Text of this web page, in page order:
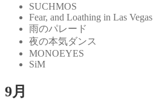
SUCHMOS
Fear, and Loathing in Las Vegas
雨のパレード
夜の本気ダンス
MONOEYES
SiM
9月